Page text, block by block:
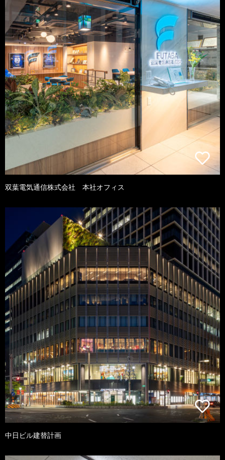
双葉電気通信株式会社 本社オフィス
中日ビル建替計画